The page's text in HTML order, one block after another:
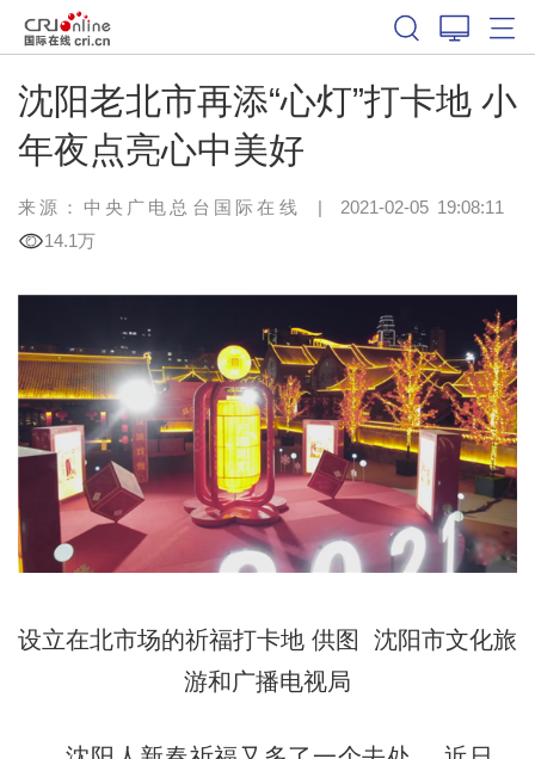
沈阳老北市再添“心灯”打卡地 小
年夜点亮心中美好
来源： 中央广电总台国际在线 | 2021-02-05 19:08:11
14.1万
设立在北市场的祈福打卡地 供图 沈阳市文化旅
游和广播电视局